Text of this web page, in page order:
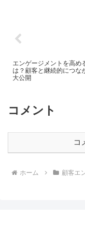
エンゲージメントを高め
は？顧客と継続的につな
大公開
コメント
コ
ホーム 顧客エ